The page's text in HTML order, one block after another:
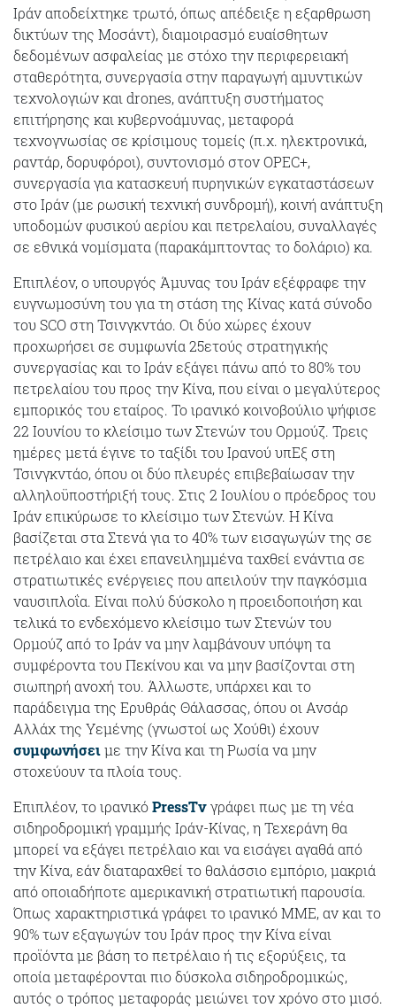
Ιράν αποδείχτηκε τρωτό, όπως απέδειξε η εξαρθρωση
δικτύων της Μοσάντ), διαμοιρασμό ευαίσθητων
δεδομένων ασφαλείας με στόχο την περιφερειακή
σταθερότητα, συνεργασία στην παραγωγή αμυντικών
τεχνολογιών και drones, ανάπτυξη συστήματος
επιτήρησης και κυβερνοάμυνας, μεταφορά
τεχνογνωσίας σε κρίσιμους τομείς (π.χ. ηλεκτρονικά,
ραντάρ, δορυφόροι), συντονισμό στον OPEC+,
συνεργασία για κατασκευή πυρηνικών εγκαταστάσεων
στο Ιράν (με ρωσική τεχνική συνδρομή), κοινή ανάπτυξη
υποδομών φυσικού αερίου και πετρελαίου, συναλλαγές
σε εθνικά νομίσματα (παρακάμπτοντας το δολάριο) κα.
Επιπλέον, ο υπουργός Άμυνας του Ιράν εξέφραφε την
ευγνωμοσύνη του για τη στάση της Κίνας κατά σύνοδο
του SCO στη Τσινγκντάο. Οι δύο χώρες έχουν
προχωρήσει σε συμφωνία 25ετούς στρατηγικής
συνεργασίας και το Ιράν εξάγει πάνω από το 80% του
πετρελαίου του προς την Κίνα, που είναι ο μεγαλύτερος
εμπορικός του εταίρος. Το ιρανικό κοινοβούλιο ψήφισε
22 Ιουνίου το κλείσιμο των Στενών του Ορμούζ. Τρεις
ημέρες μετά έγινε το ταξίδι του Ιρανού υπΕξ στη
Τσινγκντάο, όπου οι δύο πλευρές επιβεβαίωσαν την
αλληλοϋποστήριξή τους. Στις 2 Ιουλίου ο πρόεδρος του
Ιράν επικύρωσε το κλείσιμο των Στενών. Η Κίνα
βασίζεται στα Στενά για το 40% των εισαγωγών της σε
πετρέλαιο και έχει επανειλημμένα ταχθεί ενάντια σε
στρατιωτικές ενέργειες που απειλούν την παγκόσμια
ναυσιπλοΐα. Είναι πολύ δύσκολο η προειδοποιήση και
τελικά το ενδεχόμενο κλείσιμο των Στενών του
Ορμούζ από το Ιράν να μην λαμβάνουν υπόψη τα
συμφέροντα του Πεκίνου και να μην βασίζονται στη
σιωπηρή ανοχή του. Άλλωστε, υπάρχει και το
παράδειγμα της Ερυθράς Θάλασσας, όπου οι Ανσάρ
Αλλάχ της Υεμένης (γνωστοί ως Χούθι) έχουν
συμφωνήσειμε την Κίνα και τη Ρωσία να μην
στοχεύουν τα πλοία τους.
Επιπλέον, το ιρανικόPressTvγράφει πως με τη νέα
σιδηροδρομική γραμμής Ιράν-Κίνας, η Τεχεράνη θα
μπορεί να εξάγει πετρέλαιο και να εισάγει αγαθά από
την Κίνα, εάν διαταραχθεί το θαλάσσιο εμπόριο, μακριά
από οποιαδήποτε αμερικανική στρατιωτική παρουσία.
Όπως χαρακτηριστικά γράφει το ιρανικό ΜΜΕ, αν και το
90% των εξαγωγών του Ιράν προς την Κίνα είναι
προϊόντα με βάση το πετρέλαιο ή τις εξορύξεις, τα
οποία μεταφέρονται πιο δύσκολα σιδηροδρομικώς,
αυτός ο τρόπος μεταφοράς μειώνει τον χρόνο στο μισό.